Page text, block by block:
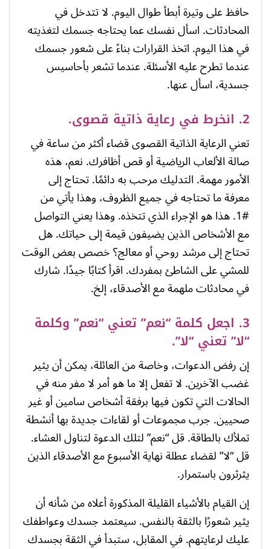
حافظ على وتيرة أبطأ طوال اليوم. لا تتدخل في
المحادثات. اسأل نفسك عما يحتاجه جسمك لتغذيته
في هذا اليوم. اتخذ القرارات بناءً على شعور جسمك
عندما تطرح عليه الأسئلة. عندما تشعر بأحاسيس
جسدية، اسأل عنها.
2. انخرط في رعاية ذاتية قصوى.
تعني الرعاية الذاتية القصوى قضاء أكثر من ساعة في
صالة الألعاب الرياضية أو قص أظافرك. نعم، هذه
الأمور مهمة. التدليك مرحب به دائمًا. تحتاج إلى
معرفة ما تحتاجه في جميع الظروف، وهذا يأتي من
#1. هذا هو الإجراء الذي تتخذه. وهذا يعني التواصل
مع الأشخاص الذين يضيفون قيمة إلى حياتك. هل
تحتاج إلى مرشد روحي أو معالج؟ خصص بعض الوقت
للمشي على الشاطئ بمفردك. اقرأ كتابًا جيدًا. شارك
في محادثات ملهمة مع الأصدقاء، إلخ.
3. اجعل كلمة “نعم” تعني “نعم” وكلمة
“لا” تعني “لا”.
إن رفض الدعوات، وخاصة من العائلة، يمكن أن يثير
غضب الآخرين. لا تفعل إلا ما هو أمر لا مفر منه في
الحالات التي تكون فيها برفقة أشخاص سامين أو غير
صحيين. جرب مجموعات أو لقاءات جديدة بها أنشطة
تملأك بالطاقة. قل “نعم” لتلك الدعوة لتناول العشاء.
قل “لا” لقضاء عطلة نهاية الأسبوع مع الأصدقاء الذين
يثرثرون باستمرار.
إن القيام بالأشياء القليلة المذكورة أعلاه من شأنه أن
يثير شعورًا بالثقة بالنفس. سيعتمد جسدك وعواطفك
عليك لرعايتهم. في المقابل، ستبدأ في الثقة بجسدك